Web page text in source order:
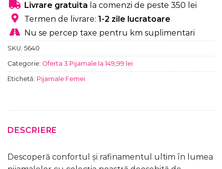
Livrare gratuita la comenzi de peste 350 lei
Termen de livrare: 1-2 zile lucratoare
Nu se percep taxe pentru km suplimentari
SKU: 5640
Categorie: Oferta 3 Pijamale la 149,99 lei
Etichetă: Pijamale Femei
DESCRIERE
Descoperă confortul și rafinamentul ultim în lumea